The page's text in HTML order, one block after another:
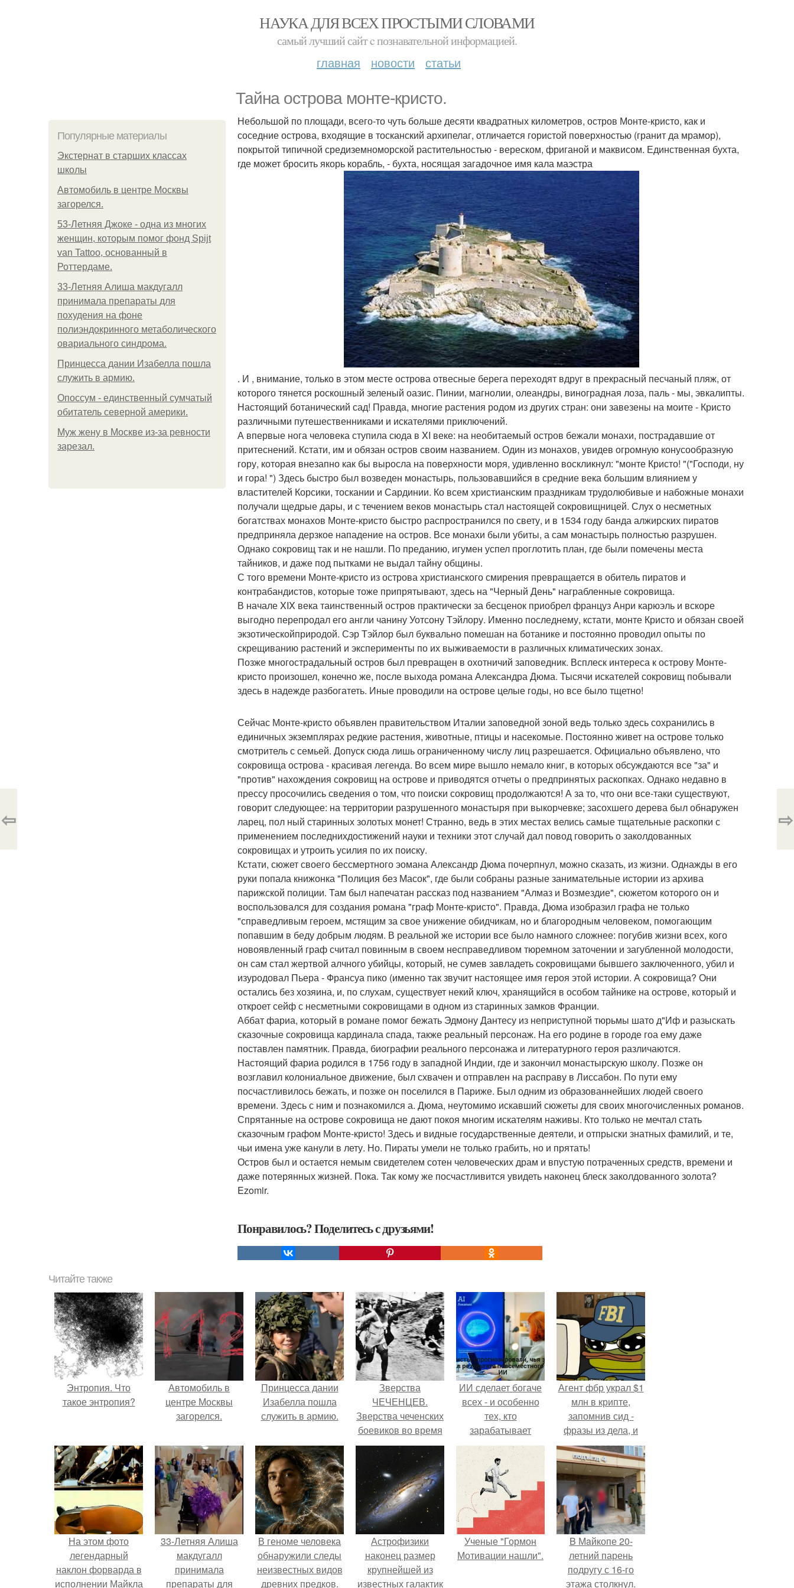
НАУКА ДЛЯ ВСЕХ ПРОСТЫМИ СЛОВАМИ
самый лучший сайт c познавательной информацией.
главная новости статьи
Тайна острова монте-кристо.
Популярные материалы
Экстернат в старших классах
школы
Автомобиль в центре Москвы
загорелся.
53-Летняя Джоке - одна из многих
женщин, которым помог фонд Spijt
van Tattoo, основанный в
Роттердаме.
33-Летняя Алиша макдугалл
принимала препараты для
похудения на фоне
полиэндокринного метаболического
овариального синдрома.
Принцесса дании Изабелла пошла
служить в армию.
Опоссум - единственный сумчатый
обитатель северной америки.
Mуж жену в Москве из-за ревности
зарезал.
Небольшой по площади, всего-то чуть больше десяти квадратных километров, остров Монте-кристо, как и
соседние острова, входящие в тосканский архипелаг, отличается гористой поверхностью (гранит да мрамор),
покрытой типичной средиземноморской растительностью - вереском, фриганой и маквисом. Единственная бухта,
где может бросить якорь корабль, - бухта, носящая загадочное имя кала маэстра
. И , внимание, только в этом месте острова отвесные берега переходят вдруг в прекрасный песчаный пляж, от
которого тянется роскошный зеленый оазис. Пинии, магнолии, олеандры, виноградная лоза, паль - мы, эвкалипты.
Настоящий ботанический сад! Правда, многие растения родом из других стран: они завезены на моите - Кристо
различными путешественниками и искателями приключений.
А впервые нога человека ступила сюда в XI веке: на необитаемый остров бежали монахи, пострадавшие от
притеснений. Кстати, им и обязан остров своим названием. Один из монахов, увидев огромную конусообразную
гору, которая внезапно как бы выросла на поверхности моря, удивленно воскликнул: "монте Кристо! "("Господи, ну
и гора! ") Здесь быстро был возведен монастырь, пользовавшийся в средние века большим влиянием у
властителей Корсики, тоскании и Сардинии. Ко всем христианским праздникам трудолюбивые и набожные монахи
получали щедрые дары, и с течением веков монастырь стал настоящей сокровищницей. Слух о несметных
богатствах монахов Монте-кристо быстро распространился по свету, и в 1534 году банда алжирских пиратов
предприняла дерзкое нападение на остров. Все монахи были убиты, а сам монастырь полностью разрушен.
Однако сокровищ так и не нашли. По преданию, игумен успел проглотить план, где были помечены места
тайников, и даже под пытками не выдал тайну общины.
С того времени Монте-кристо из острова христианского смирения превращается в обитель пиратов и
контрабандистов, которые тоже припрятывают, здесь на "Черный День" награбленные сокровища.
В начале XIX века таинственный остров практически за бесценок приобрел француз Анри карюэль и вскоре
выгодно перепродал его англи чанину Уотсону Тэйлору. Именно последнему, кстати, монте Кристо и обязан своей
экзотическойприродой. Сэр Тэйлор был буквально помешан на ботанике и постоянно проводил опыты по
скрещиванию растений и эксперименты по их выживаемости в различных климатических зонах.
Позже многострадальный остров был превращен в охотничий заповедник. Всплеск интереса к острову Монте-
кристо произошел, конечно же, после выхода романа Александра Дюма. Тысячи искателей сокровищ побывали
здесь в надежде разбогатеть. Иные проводили на острове целые годы, но все было тщетно!
Сейчас Монте-кристо объявлен правительством Италии заповедной зоной ведь только здесь сохранились в
единичных экземплярах редкие растения, животные, птицы и насекомые. Постоянно живет на острове только
смотритель с семьей. Допуск сюда лишь ограниченному числу лиц разрешается. Официально объявлено, что
сокровища острова - красивая легенда. Во всем мире вышло немало книг, в которых обсуждаются все "за" и
"против" нахождения сокровищ на острове и приводятся отчеты о предпринятых раскопках. Однако недавно в
прессу просочились сведения о том, что поиски сокровищ продолжаются! А за то, что они все-таки существуют,
говорит следующее: на территории разрушенного монастыря при выкорчевке; засохшего дерева был обнаружен
ларец, пол ный старинных золотых монет! Странно, ведь в этих местах велись самые тщательные раскопки с
применением последнихдостижений науки и техники этот случай дал повод говорить о заколдованных
сокровищах и утроить усилия по их поиску.
Кстати, сюжет своего бессмертного эомана Александр Дюма почерпнул, можно сказать, из жизни. Однажды в его
руки попала книжонка "Полиция без Масок", где были собраны разные занимательные истории из архива
парижской полиции. Там был напечатан рассказ под названием "Алмаз и Возмездие", сюжетом которого он и
воспользовался для создания романа "граф Монте-кристо". Правда, Дюма изобразил графа не только
"справедливым героем, мстящим за свое унижение обидчикам, но и благородным человеком, помогающим
попавшим в беду добрым людям. В реальной же истории все было намного сложнее: погубив жизни всех, кого
новоявленный граф считал повинным в своем несправедливом тюремном заточении и загубленной молодости,
он сам стал жертвой алчного убийцы, который, не сумев завладеть сокровищами бывшего заключенного, убил и
изуродовал Пьера - Франсуа пико (именно так звучит настоящее имя героя этой истории. А сокровища? Они
остались без хозяина, и, по слухам, существует некий ключ, хранящийся в особом тайнике на острове, который и
откроет сейф с несметными сокровищами в одном из старинных замков Франции.
Аббат фариа, который в романе помог бежать Эдмону Дантесу из неприступной тюрьмы шато д"Иф и разыскать
сказочные сокровища кардинала спада, также реальный персонаж. На его родине в городе гоа ему даже
поставлен памятник. Правда, биографии реального персонажа и литературного героя различаются.
Настоящий фариа родился в 1756 году в западной Индии, где и закончил монастырскую школу. Позже он
возглавил колониальное движение, был схвачен и отправлен на расправу в Лиссабон. По пути ему
посчастливилось бежать, и позже он поселился в Париже. Был одним из образованнейших людей своего
времени. Здесь с ним и познакомился а. Дюма, неутомимо искавший сюжеты для своих многочисленных романов.
Спрятанные на острове сокровища не дают покоя многим искателям наживы. Кто только не мечтал стать
сказочным графом Монте-кристо! Здесь и видные государственные деятели, и отпрыски знатных фамилий, и те,
чьи имена уже канули в лету. Но. Пираты умели не только грабить, но и прятать!
Остров был и остается немым свидетелем сотен человеческих драм и впустую потраченных средств, времени и
даже потерянных жизней. Пока. Так кому же посчастливится увидеть наконец блеск заколдованного золота?
Ezomir.
Понравилось? Поделитесь с друзьями!
⇦ ⇨
Читайте также
Энтропия. Что
такое энтропия?
Автомобиль в
центре Москвы
загорелся.
Принцесса дании
Изабелла пошла
служить в армию.
Зверства
ЧЕЧЕНЦЕВ.
Зверства чеченских
боевиков во время
первой чеченской.
ИИ сделает богаче
всех - и особенно
тех, кто
зарабатывает
меньше всего.
Агент фбр украл $1
млн в крипте,
запомнив сид -
фразы из дела, и
советовался с
Chatgpt, как их
потратить.
На этом фото
легендарный
наклон форварда в
исполнении Майкла
33-Летняя Алиша
макдугалл
принимала
препараты для
В геноме человека
обнаружили следы
неизвестных видов
древних предков.
Астрофизики
наконец размер
крупнейшей из
известных галактик
Ученые "Гормон
Мотивации нашли".
B Мaйкопе 20-
летний парень
подругу с 16-го
этажа столкнул.